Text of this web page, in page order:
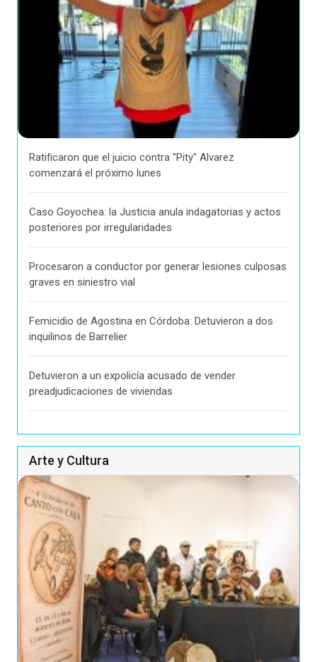
Ratificaron que el juicio contra "Pity" Alvarez
comenzará el próximo lunes
Caso Goyochea: la Justicia anula indagatorias y actos
posteriores por irregularidades
Procesaron a conductor por generar lesiones culposas
graves en siniestro vial
Femicidio de Agostina en Córdoba: Detuvieron a dos
inquilinos de Barrelier
Detuvieron a un expolicía acusado de vender
preadjudicaciones de viviendas
Arte y Cultura